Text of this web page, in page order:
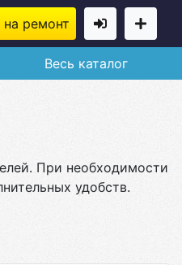
на ремонт
Весь каталог
При необходимости
удобств.